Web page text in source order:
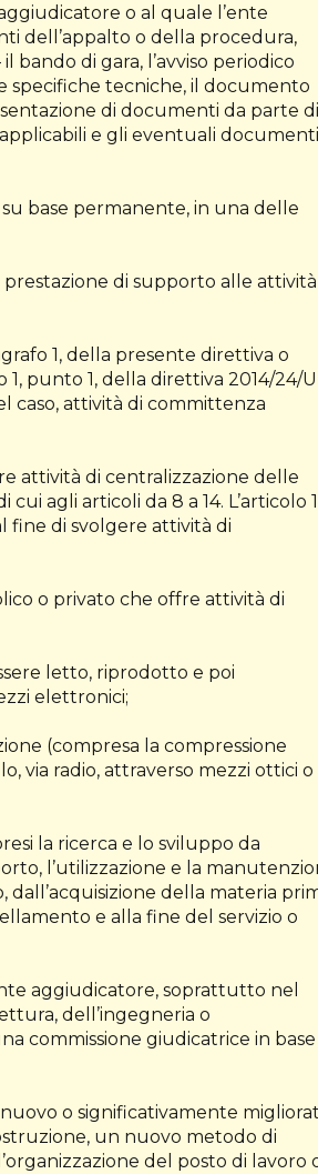
o al quale l’ente
dell’appalto o della procedura,
di gara, l’avviso periodico
specifiche tecniche, il documento
di documenti da parte di
e gli eventuali documenti
base permanente, in una delle
prestazione di supporto alle
1, della presente direttiva o
1, punto 1, della direttiva 2014/24/
caso, attività di committenza
attività di centralizzazione delle
agli articoli da 8 a 14. L’articolo
fine di svolgere attività di
o privato che offre attività di
letto, riprodotto e poi
elettronici;
(compresa la compressione
via radio, attraverso mezzi ottici o
la ricerca e lo sviluppo da
l’utilizzazione e la
della materia
e alla fine del servizio o
aggiudicatore, soprattutto nel
dell’ingegneria o
commissione giudicatrice in base
o significativamente
un nuovo metodo di
del posto di lavoro